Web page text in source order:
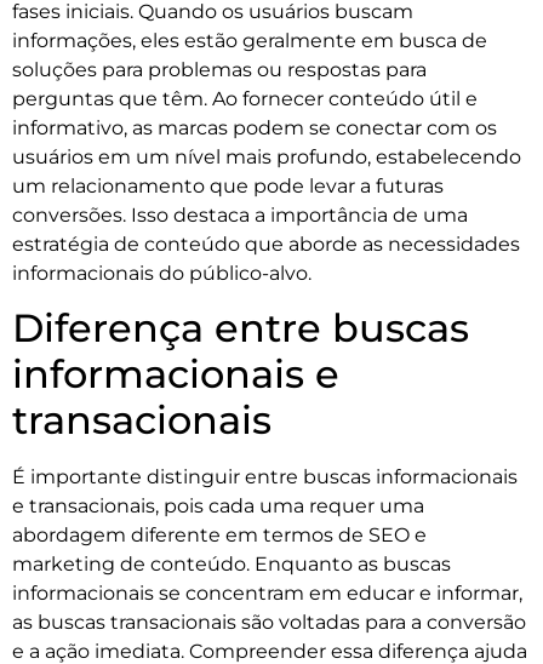
fases iniciais. Quando os usuários buscam
informações, eles estão geralmente em busca de
soluções para problemas ou respostas para
perguntas que têm. Ao fornecer conteúdo útil e
informativo, as marcas podem se conectar com os
usuários em um nível mais profundo, estabelecendo
um relacionamento que pode levar a futuras
conversões. Isso destaca a importância de uma
estratégia de conteúdo que aborde as necessidades
informacionais do público-alvo.
Diferença entre buscas
informacionais e
transacionais
É importante distinguir entre buscas informacionais
e transacionais, pois cada uma requer uma
abordagem diferente em termos de SEO e
marketing de conteúdo. Enquanto as buscas
informacionais se concentram em educar e informar,
as buscas transacionais são voltadas para a conversão
e a ação imediata. Compreender essa diferença ajuda